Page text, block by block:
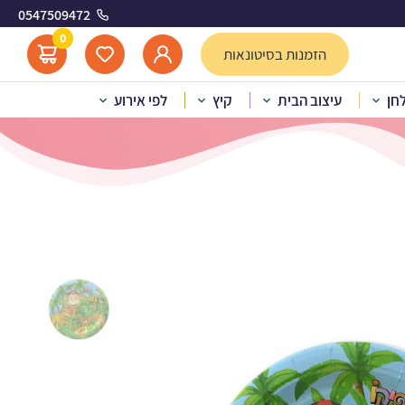
0547509472
הזמנות בסיטונאות
0
עיצוב הבית קיץ לפי אירוע קטנות קופיקו